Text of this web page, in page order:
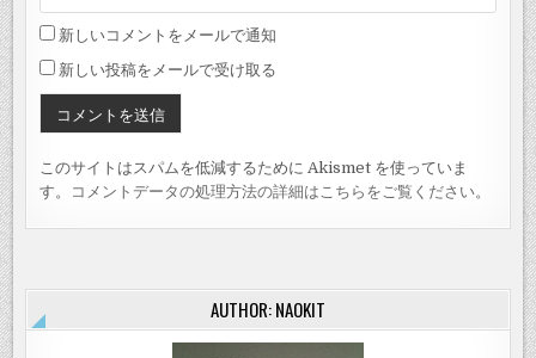
新しいコメントをメールで通知
新しい投稿をメールで受け取る
このサイトはスパムを低減するために Akismet を使っていま
す。
コメントデータの処理方法の詳細はこちらをご覧ください。
AUTHOR: NAOKIT